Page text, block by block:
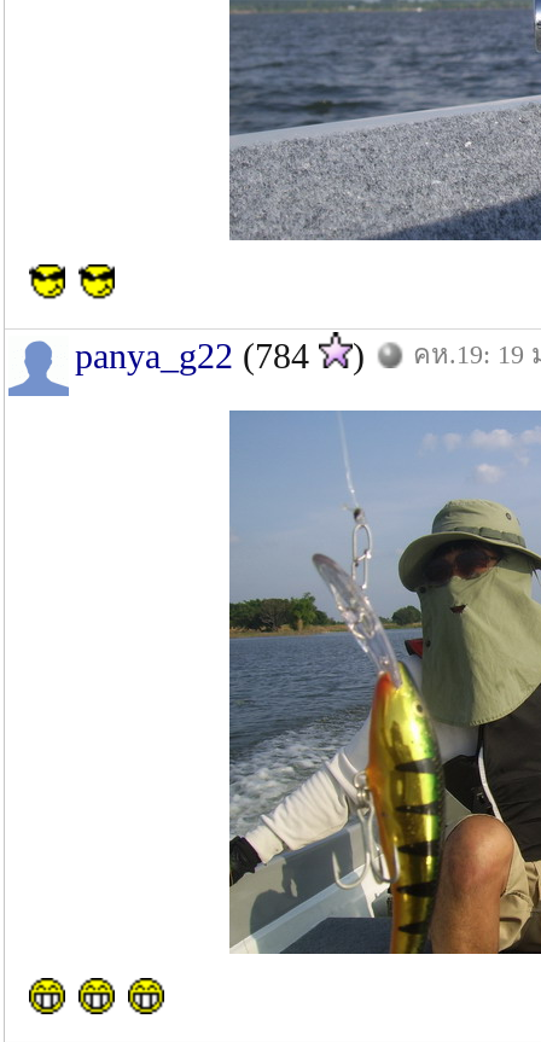
panya_g22 (784 ) คห.19: 19